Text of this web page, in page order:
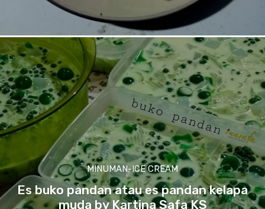
MINUMAN-ICE CREAM
Es buko pandan atau es pandan kelapa
muda by Kartina Safa KS